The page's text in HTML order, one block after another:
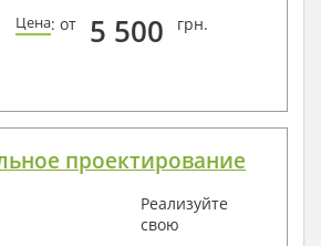
Цена: от 5 500 грн.
проектирование
Реализуйте
свою